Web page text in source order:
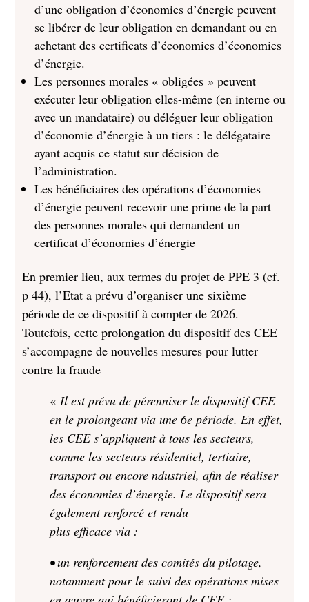
d’une obligation d’économies d’énergie peuvent
se libérer de leur obligation en demandant ou en
achetant des certificats d’économies d’économies
d’énergie.
Les personnes morales « obligées » peuvent
exécuter leur obligation elles-même (en interne ou
avec un mandataire) ou déléguer leur obligation
d’économie d’énergie à un tiers : le délégataire
ayant acquis ce statut sur décision de
l’administration.
Les bénéficiaires des opérations d’économies
d’énergie peuvent recevoir une prime de la part
des personnes morales qui demandent un
certificat d’économies d’énergie
En premier lieu, aux termes du projet de PPE 3 (cf.
p 44), l’Etat a prévu d’organiser une sixième
période de ce dispositif à compter de 2026.
Toutefois, cette prolongation du dispositif des CEE
s’accompagne de nouvelles mesures pour lutter
contre la fraude
«Il est prévu de pérenniser le dispositif CEE
en le prolongeant via une 6e période. En effet,
les CEE s’appliquent à tous les secteurs,
comme les secteurs résidentiel, tertiaire,
transport ou encore ndustriel, afin de réaliser
des économies d’énergie. Le dispositif sera
également renforcé et rendu
plus efficace via :
• un renforcement des comités du pilotage,
notamment pour le suivi des opérations mises